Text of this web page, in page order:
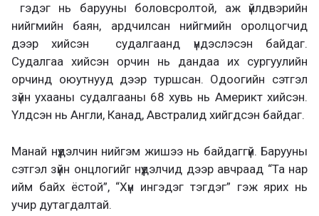
гэдэг нь барууны боловсролтой, аж үйлдвэрийн
нийгмийн баян, ардчилсан нийгмийн оролцогчид
дээр хийсэн судалгаанд үндэслэсэн байдаг.
Судалгаа хийсэн орчин нь дандаа их сургуулийн
орчинд оюутнууд дээр туршсан. Одоогийн сэтгэл
зүйн ухааны судалгааны 68 хувь нь Америкт хийсэн.
Үлдсэн нь Англи, Канад, Австралид хийгдсэн байдаг.
Манай нүүдэлчин нийгэм жишээ нь байдаггүй. Барууны
сэтгэл зүйн онцлогийг нүүдэлчид дээр авчраад “Та нар
ийм байх ёстой”, “Хүн ингэдэг тэгдэг” гэж ярих нь
учир дутагдалтай.